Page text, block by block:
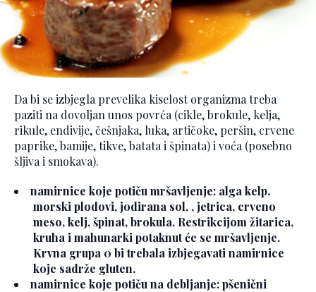
Da bi se izbjegla prevelika kiselost organizma treba
paziti na dovoljan unos povrća (cikle, brokule, kelja,
rikule, endivije, češnjaka, luka, artičoke, peršin, crvene
paprike, bamije, tikve, batata i špinata) i voća (posebno
šljiva i smokava).
namirnice koje potiču mršavljenje: alga kelp,
morski plodovi, jodirana sol, , jetrica, crveno
meso, kelj, špinat, brokula. Restrikcijom žitarica,
kruha i mahunarki potaknut će se mršavljenje.
Krvna grupa 0 bi trebala izbjegavati namirnice
koje sadrže gluten.
namirnice koje potiču na debljanje: pšenični